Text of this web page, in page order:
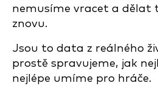
nemusíme vracet a dělat
znovu.
Jsou to data z reálného
prostě spravujeme, jak
nejlépe umíme pro hráče.